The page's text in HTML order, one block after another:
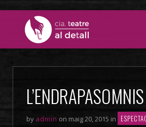
by admin on maig 20, 2015 in